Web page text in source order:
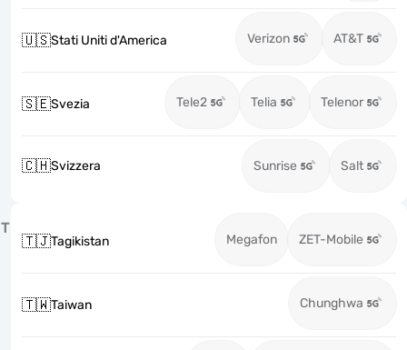
🇺🇸Stati Uniti d'America Verizon AT&T
🇸🇪Svezia Tele2 Telia Telenor
🇨🇭Svizzera Sunrise Salt
T
🇹🇯Tagikistan Megafon ZET-Mobile
🇹🇼Taiwan Chunghwa